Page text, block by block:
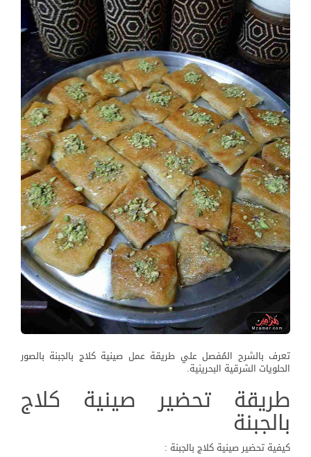
تعرف بالشرح المُفصل علي طريقة عمل صينية كلاج بالجبنة بالصور
الحلويات الشرقية البحرينية.
طريقة تحضير صينية كلاج
بالجبنة
كيفية تحضير صينية كلاج بالجبنة :